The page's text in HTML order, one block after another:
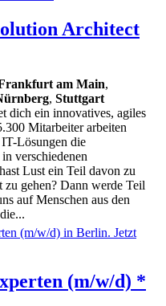
Architect
am Main,
, Stuttgart
dich ein innovatives, agiles
Mitarbeiter arbeiten
Lösungen die
verschiedenen
Lust ein Teil davon zu
zu gehen? Dann werde Teil
auf Menschen aus den
(m/w/d) *